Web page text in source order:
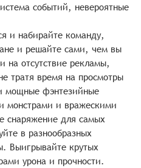
событий, невероятные
и набирайте команду,
и решайте сами, чем вы
на отсутствие рекламы,
тратя время на просмотры
мощные фэнтезийные
монстрами и вражескими
снаряжение для самых
в разнообразных
Выигрывайте крутых
урона и прочности.